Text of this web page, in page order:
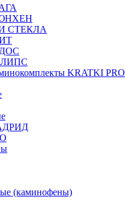
СТЕКЛА
KRATKI PRO
(каминофены)